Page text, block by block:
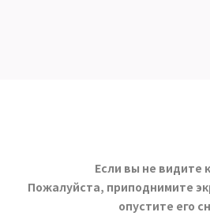
Если вы не видите
Пожалуйста, приподнимите
опустите его